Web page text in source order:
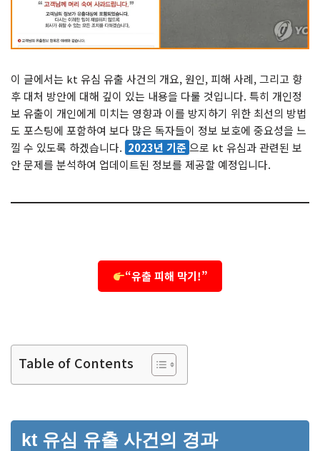
이 글에서는 kt 유심 유출 사건의 개요, 원인, 피해 사례, 그리고 향
후 대처 방안에 대해 깊이 있는 내용을 다룰 것입니다. 특히 개인정
보 유출이 개인에게 미치는 영향과 이를 방지하기 위한 최선의 방법
도 포스팅에 포함하여 보다 많은 독자들이 정보 보호에 중요성을 느
낄 수 있도록 하겠습니다. 2023년 기준으로 kt 유심과 관련된 보
안 문제를 분석하여 업데이트된 정보를 제공할 예정입니다.
“유출 피해 막기!”
Table of Contents
kt 유심 유출 사건의 경과